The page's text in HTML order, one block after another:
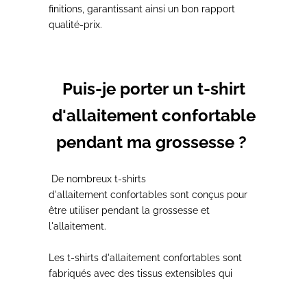
finitions, garantissant ainsi un bon rapport
qualité-prix.
Puis-je porter un t-shirt
d'allaitement confortable
pendant ma grossesse ?
De nombreux t-shirts
d'allaitement confortables sont conçus pour
être utiliser pendant la grossesse et
l'allaitement.
Les t-shirts d'allaitement confortables sont
fabriqués avec des tissus extensibles qui